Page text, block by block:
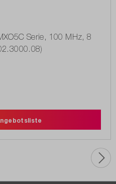
Serie, 100 MHz, 8